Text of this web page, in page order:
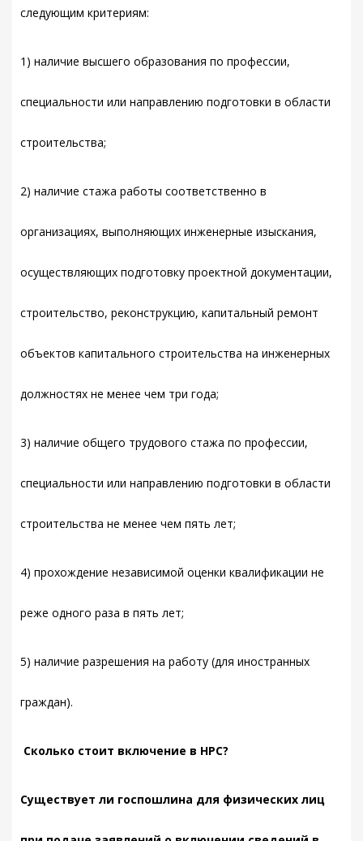
следующим критериям:
1) наличие высшего образования по профессии,
специальности или направлению подготовки в области
строительства;
2) наличие стажа работы соответственно в
организациях, выполняющих инженерные изыскания,
осуществляющих подготовку проектной документации,
строительство, реконструкцию, капитальный ремонт
объектов капитального строительства на инженерных
должностях не менее чем три года;
3) наличие общего трудового стажа по профессии,
специальности или направлению подготовки в области
строительства не менее чем пять лет;
4) прохождение независимой оценки квалификации не
реже одного раза в пять лет;
5) наличие разрешения на работу (для иностранных
граждан).
Сколько стоит включение в НРС?
Существует ли госпошлина для физических лиц